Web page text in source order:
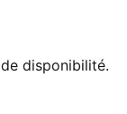
disponibilité.